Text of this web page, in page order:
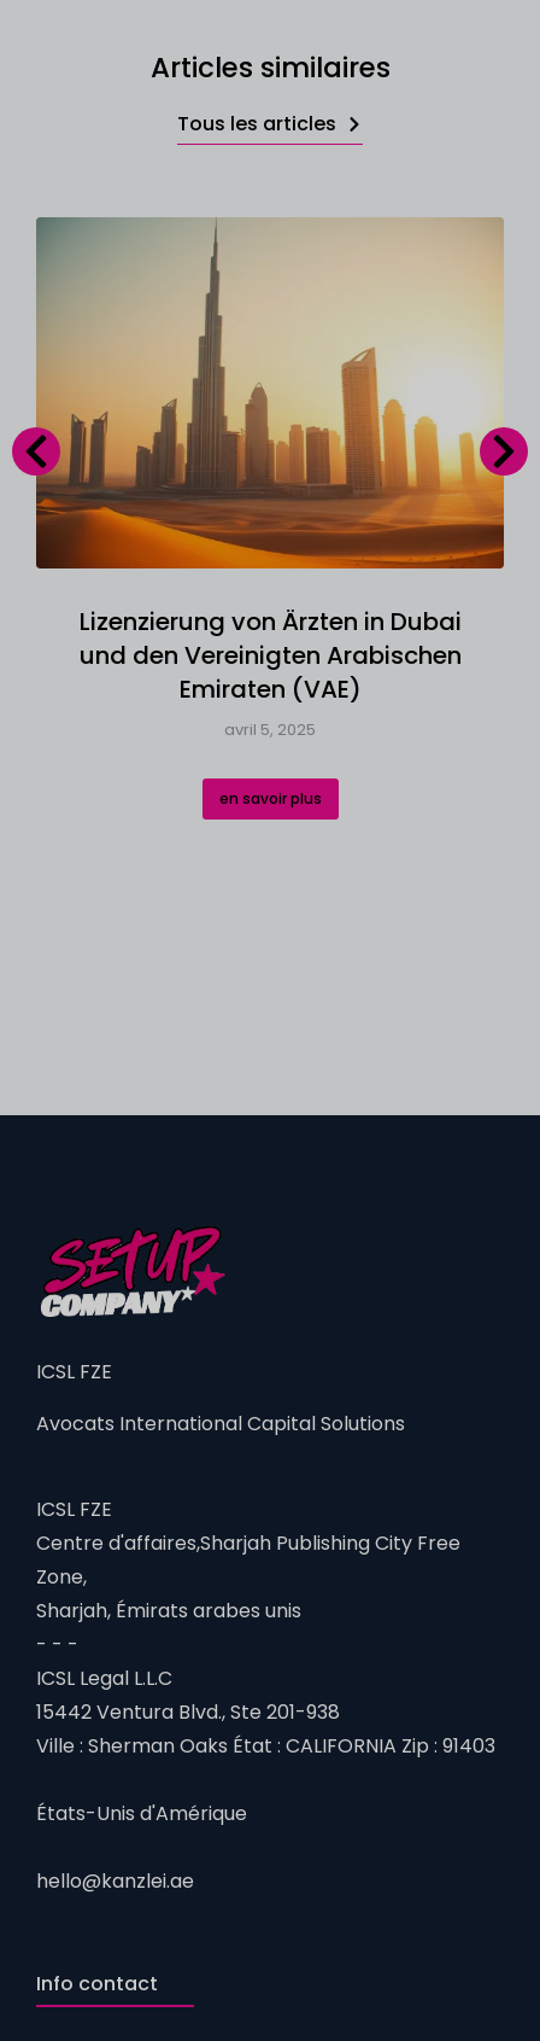
Articles similaires
Tous les articles
Lizenzierung von Ärzten in Dubai
und den Vereinigten Arabischen
Emiraten (VAE)
avril 5, 2025
en savoir plus
ICSL FZE
Avocats International Capital Solutions
ICSL FZE
Centre d'affaires,Sharjah Publishing City Free
Zone,
Sharjah, Émirats arabes unis
- - -
ICSL Legal L.L.C
15442 Ventura Blvd., Ste 201-938
Ville : Sherman Oaks État : CALIFORNIA Zip : 91403
États-Unis d'Amérique
hello@kanzlei.ae
Info contact